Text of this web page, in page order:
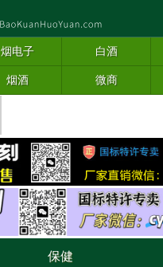
烟电子 白酒
烟酒 微商
保健